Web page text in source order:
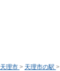
天理市 > 天理市の駅 >